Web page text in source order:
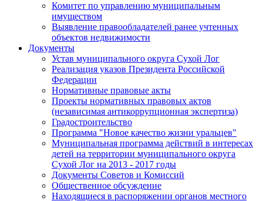
Комитет по управлению муниципальным
имуществом
Выявление правообладателей ранее учтенных
объектов недвижимости
Документы
Устав муниципального округа Сухой Лог
Реализация указов Президента Российской
Федерации
Нормативные правовые акты
Проекты нормативных правовых актов
(независимая антикоррупционная экспертиза)
Градостроительство
Программа "Новое качество жизни уральцев"
Муниципальная программа действий в интересах
детей на территории муниципального округа
Сухой Лог на 2013 - 2017 годы
Документы Советов и Комиссий
Общественное обсуждение
Находящиеся в распоряжении органов местного